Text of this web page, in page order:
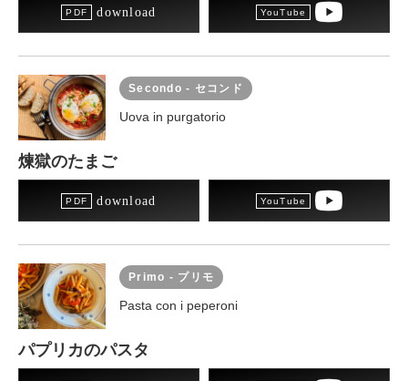
download
Secondo - セコンド
Uova in purgatorio
煉獄のたまご
download
Primo - プリモ
Pasta con i peperoni
パプリカのパスタ